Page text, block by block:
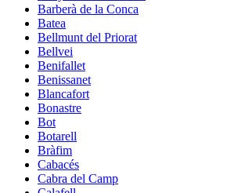
Barberà de la Conca
Batea
Bellmunt del Priorat
Bellvei
Benifallet
Benissanet
Blancafort
Bonastre
Bot
Botarell
Bràfim
Cabacés
Cabra del Camp